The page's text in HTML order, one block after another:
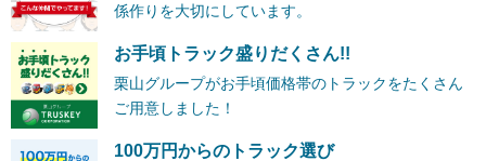
係作りを大切にしています。
お手頃トラック盛りだくさん!!
栗山グループがお手頃価格帯のトラックをたくさん
ご用意しました！
100万円からのトラック選び